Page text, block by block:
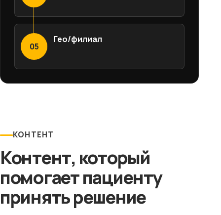
05
Гео/филиал
КОНТЕНТ
Контент, который
помогает пациенту
принять решение